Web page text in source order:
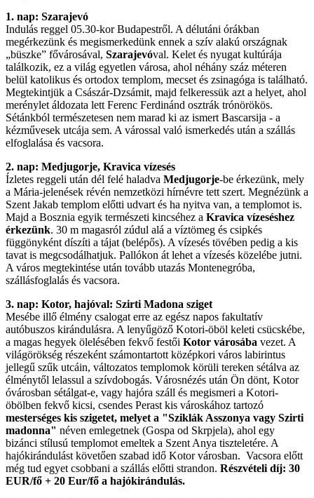
1. nap: Szarajevó
Indulás reggel 05.30-kor Budapestről. A délutáni órákban
megérkezünk és megismerkedünk ennek a szív alakú országnak
„büszke” fővárosával, Szarajevóval. Kelet és nyugat kultúrája
találkozik, ez a világ egyetlen városa, ahol néhány száz méteren
belül katolikus és ortodox templom, mecset és zsinagóga is található.
Megtekintjük a Császár-Dzsámit, majd felkeressük azt a helyet, ahol
merénylet áldozata lett Ferenc Ferdinánd osztrák trónörökös.
Sétánkból természetesen nem marad ki az ismert Bascarsija - a
kézművesek utcája sem. A várossal való ismerkedés után a szállás
elfoglalása és vacsora.
2. nap: Medjugorje, Kravica vízesés
Ízletes reggeli után dél felé haladva Medjugorje-be érkezünk, mely
a Mária-jelenések révén nemzetközi hírnévre tett szert. Megnézünk a
Szent Jakab templom előtti udvart és ha nyitva van, a templomot is.
Majd a Bosznia egyik természeti kincséhez a Kravica vízeséshez
érkezünk. 30 m magasról zúdul alá a víztömeg és csipkés
függönyként díszíti a tájat (belépős). A vízesés tövében pedig a kis
tavat is megcsodálhatjuk. Pallókon át lehet a vízesés közelébe jutni.
A város megtekintése után tovább utazás Montenegróba,
szállásfoglalás és vacsora.
3. nap: Kotor, hajóval: Szirti Madona sziget
Mesébe illő élmény csalogat erre az egész napos fakultatív
autóbuszos kirándulásra. A lenyűgöző Kotori-öböl keleti csücskébe,
a magas hegyek ölelésében fekvő festői Kotor városába vezet. A
világörökség részeként számontartott középkori város labirintus
jellegű szűk utcáin, változatos templomok körüli tereken sétálva az
élménytől lelassul a szívdobogás. Városnézés után Ön dönt, Kotor
óvárosban sétálgat-e, vagy hajóra száll és megismeri a Kotori-
öbölben fekvő kicsi, csendes Perast kis városkához tartozó
mesterséges kis szigetet, melyet a "Sziklák Asszonya vagy Szirti
madonna" néven emlegetnek (Gospa od Skrpjela), ahol egy
bizánci stílusú templomot emeltek a Szent Anya tiszteletére. A
hajókirándulást követően szabad idő Kotor városban. Vacsora előtt
még tud egyet csobbani a szállás előtti strandon. Részvételi díj: 30
EUR/fő + 20 Eur/fő a hajókirándulás.